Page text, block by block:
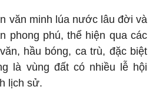
văn minh lúa nước lâu đời và
phong phú, thể hiện qua các
hầu bóng, ca trù, đặc biệt
là vùng đất có nhiều lễ hội
lịch sử.